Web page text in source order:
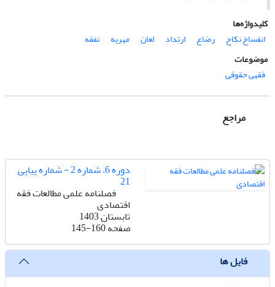
کلیدواژه‌ها
انفساخ نکاح
رضاع ارتداد لعان مهریه
نفقه
موضوعات
فقهی حقوقی
مراجع
دوره 6، شماره 2 - شماره پیاپی
21
فصلنامه علمی مطالعات فقه
اقتصادی
تابستان 1403
صفحه145-160
فایل ها